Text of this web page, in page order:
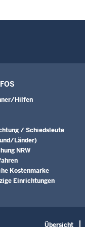
Hilfen
/ Schiedsleute
Länder)
NRW
Kostenmarke
Einrichtungen
Übersicht